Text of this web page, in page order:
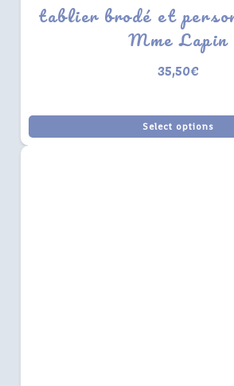
tablier brodé et
Mme Lapin
35,50€
Select options